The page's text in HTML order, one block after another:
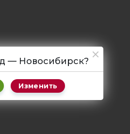
— Новосибирск?
Изменить